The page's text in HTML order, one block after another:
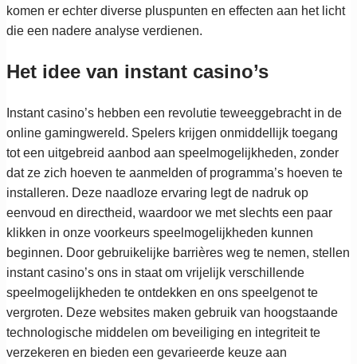
komen er echter diverse pluspunten en effecten aan het licht
die een nadere analyse verdienen.
Het idee van instant casino’s
Instant casino’s hebben een revolutie teweeggebracht in de
online gamingwereld. Spelers krijgen onmiddellijk toegang
tot een uitgebreid aanbod aan speelmogelijkheden, zonder
dat ze zich hoeven te aanmelden of programma’s hoeven te
installeren. Deze naadloze ervaring legt de nadruk op
eenvoud en directheid, waardoor we met slechts een paar
klikken in onze voorkeurs speelmogelijkheden kunnen
beginnen. Door gebruikelijke barrières weg te nemen, stellen
instant casino’s ons in staat om vrijelijk verschillende
speelmogelijkheden te ontdekken en ons speelgenot te
vergroten. Deze websites maken gebruik van hoogstaande
technologische middelen om beveiliging en integriteit te
verzekeren en bieden een gevarieerde keuze aan